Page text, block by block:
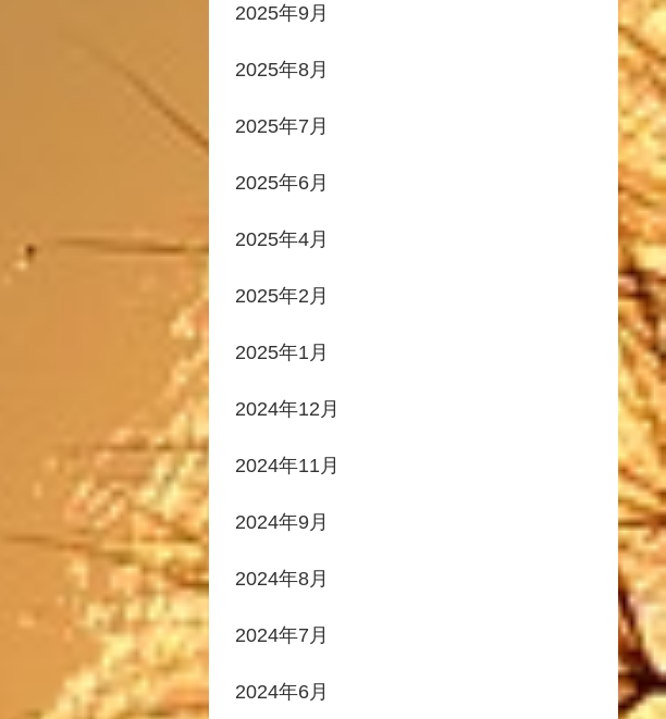
2025年9月
2025年8月
2025年7月
2025年6月
2025年4月
2025年2月
2025年1月
2024年12月
2024年11月
2024年9月
2024年8月
2024年7月
2024年6月